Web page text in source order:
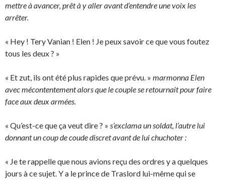
mettre à avancer, prêt à y aller avant d’entendre une voix les
arrêter.
« Hey ! Tery Vanian ! Elen ! Je peux savoir ce que vous foutez
tous les deux ? »
« Et zut, ils ont été plus rapides que prévu. » marmonna Elen
avec mécontentement alors que le couple se retournait pour faire
face aux deux armées.
« Qu’est-ce que ça veut dire ? » s’exclama un soldat, l’autre lui
donnant un coup de coude discret avant de lui chuchoter :
« Je te rappelle que nous avions reçu des ordres y a quelques
jours à ce sujet. Y a le prince de Traslord lui-même qui se